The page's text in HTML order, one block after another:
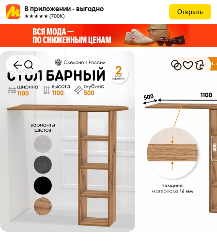
В приложении - выгодно
★★★★★ (700К)
Открыть